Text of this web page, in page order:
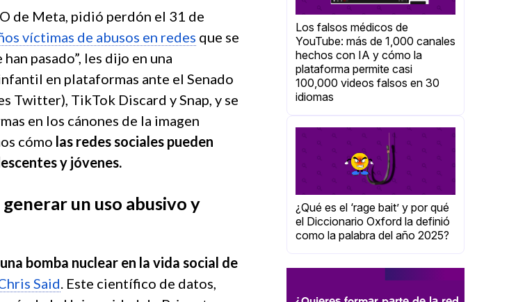
de Meta, pidió perdón el 31 de
víctimas de abusos en redes que se
pasado”, les dijo en una
en plataformas ante el Senado
Twitter), TikTok Discard y Snap, y se
en los cánones de la imagen
cómo las redes sociales pueden
y jóvenes.
un uso abusivo y
una bomba nuclear en la vida social de
Said . Este científico de datos,
Los falsos médicos de
YouTube: más de 1,000 canales
hechos con IA y cómo la
plataforma permite casi
100,000 videos falsos en 30
idiomas
¿Qué es el ‘rage bait’ y por qué
el Diccionario Oxford la definió
como la palabra del año 2025?